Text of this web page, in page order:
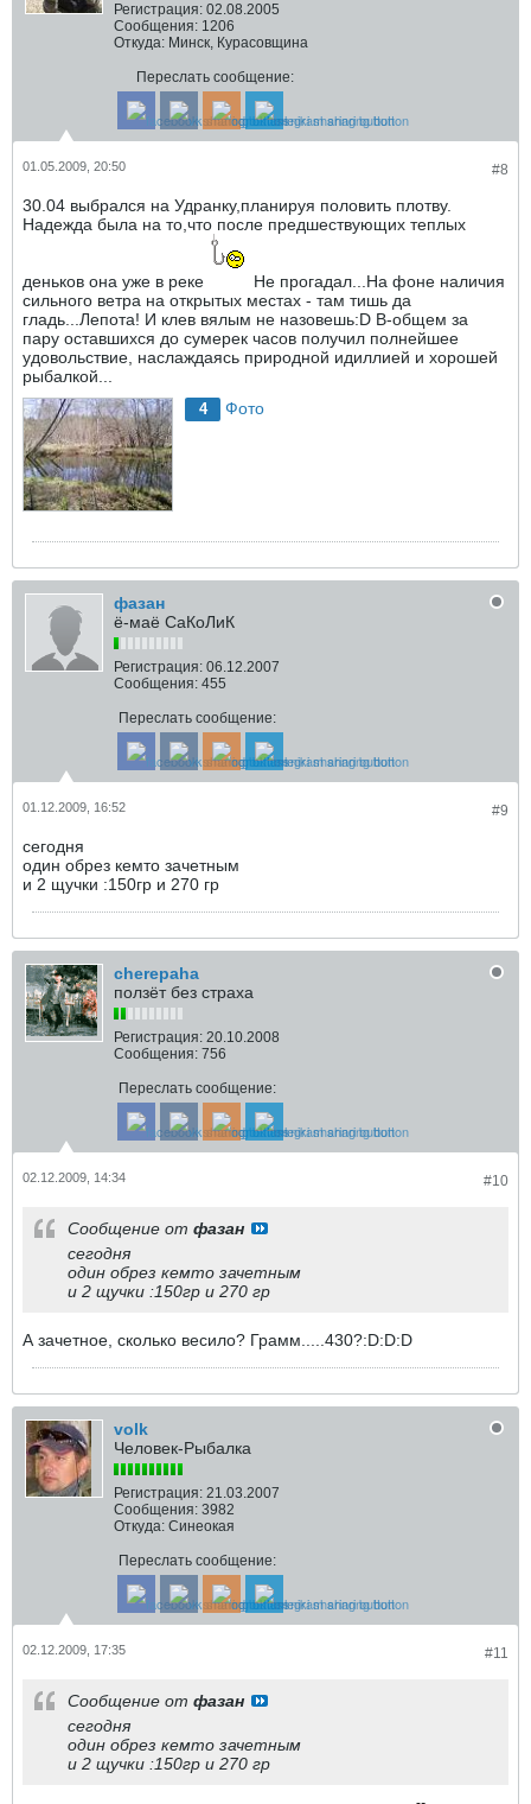
Регистрация: 02.08.2005
Сообщения: 1206
Откуда: Минск, Курасовщина
Переслать сообщение:
#8
01.05.2009, 20:50
30.04 выбрался на Удранку,планируя половить плотву.
Надежда была на то,что после предшествующих теплых
деньков она уже в реке
Не прогадал...На фоне наличия
сильного ветра на открытых местах - там тишь да
гладь...Лепота! И клев вялым не назовешь:D В-общем за
пару оставшихся до сумерек часов получил полнейшее
удовольствие, наслаждаясь природной идиллией и хорошей
рыбалкой...
4 Фото
фазан
ё-маё СаКоЛиК
Регистрация: 06.12.2007
Сообщения: 455
Переслать сообщение:
#9
01.12.2009, 16:52
сегодня
один обрез кемто зачетным
и 2 щучки :150гр и 270 гр
cherepaha
ползёт без страха
Регистрация: 20.10.2008
Сообщения: 756
Переслать сообщение:
#10
02.12.2009, 14:34
Сообщение от фазан
сегодня
один обрез кемто зачетным
и 2 щучки :150гр и 270 гр
А зачетное, сколько весило? Грамм.....430?:D:D:D
volk
Человек-Рыбалка
Регистрация: 21.03.2007
Сообщения: 3982
Откуда: Синеокая
Переслать сообщение:
#11
02.12.2009, 17:35
Сообщение от фазан
сегодня
один обрез кемто зачетным
и 2 щучки :150гр и 270 гр